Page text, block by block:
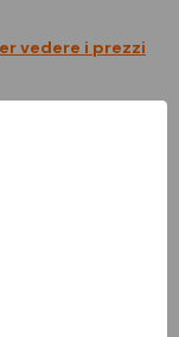
vedere i prezzi